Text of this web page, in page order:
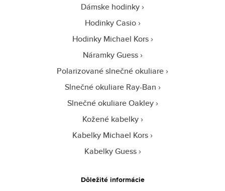
Dámske hodinky
Hodinky Casio
Hodinky Michael Kors
Náramky Guess
Polarizované slnečné okuliare
Slnečné okuliare Ray-Ban
Slnečné okuliare Oakley
Kožené kabelky
Kabelky Michael Kors
Kabelky Guess
Dôležité informácie